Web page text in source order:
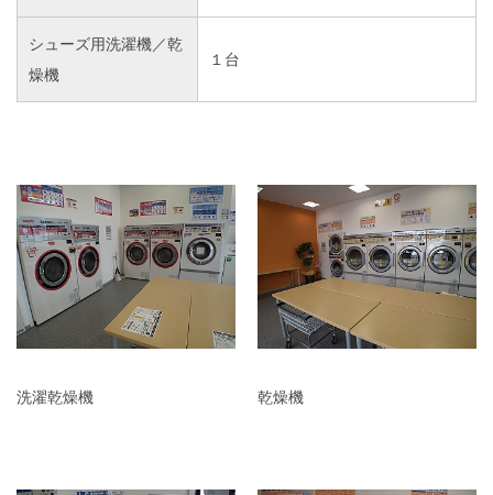
シューズ用洗濯機／乾
燥機
１台
洗濯乾燥機 乾燥機